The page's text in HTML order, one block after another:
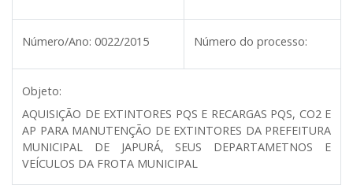
Número/Ano: 0022/2015 Número do processo:
Objeto:
AQUISIÇÃO DE EXTINTORES PQS E RECARGAS PQS, CO2 E
AP PARA MANUTENÇÃO DE EXTINTORES DA PREFEITURA
MUNICIPAL DE JAPURÁ, SEUS DEPARTAMETNOS E
VEÍCULOS DA FROTA MUNICIPAL